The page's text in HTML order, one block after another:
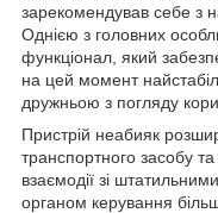
зарекомендував себе з
Однією з головних
функціонал, який
на цей момент
дружньою з погляду
Пристрій неабияк
транспортного засобу
взаємодії зі
органом керування